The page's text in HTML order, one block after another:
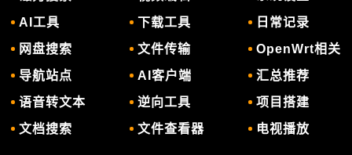
AI工具
网盘搜索
导航站点
语音转文本
文档搜索
下载工具
文件传输
AI客户端
逆向工具
文件查看器
日常记录
OpenWrt相关
汇总推荐
项目搭建
电视播放